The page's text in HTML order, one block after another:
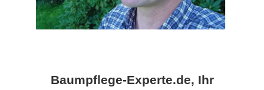
Baumpflege-Experte.de, Ihr